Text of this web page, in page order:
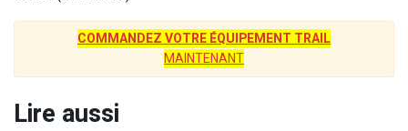
COMMANDEZ VOTRE ÉQUIPEMENT TRAIL
MAINTENANT
Lire aussi